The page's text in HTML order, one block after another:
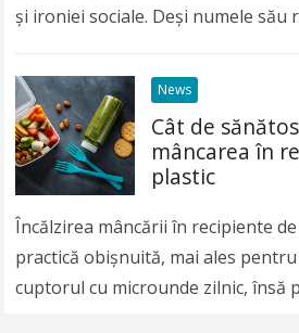
și ironiei sociale. Deși numele său
News
Cât de
mâncarea în
plastic
Încălzirea mâncării în recipiente
practică obişnuită, mai ales
cuptorul cu microunde zilnic, însă